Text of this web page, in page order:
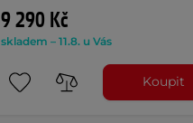
9 290 Kč
skladem – 11.8. u Vás
Koupit